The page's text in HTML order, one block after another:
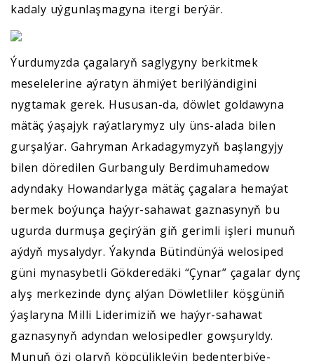
kadaly uýgunlaşmagyna itergi berýär.
Ýurdumyzda çagalaryň saglygyny berkitmek
meselelerine aýratyn ähmiýet berilýändigini
nygtamak gerek. Hususan-da, döwlet goldawyna
mätäç ýaşajyk raýatlarymyz uly üns-alada bilen
gurşalýar. Gahryman Arkadagymyzyň başlangyjy
bilen döredilen Gurbanguly Berdimuhamedow
adyndaky Howandarlyga mätäç çagalara hemaýat
bermek boýunça haýyr-sahawat gaznasynyň bu
ugurda durmuşa geçirýän giň gerimli işleri munuň
aýdyň mysalydyr. Ýakynda Bütindünýä welosiped
güni mynasybetli Gökderedäki “Çynar” çagalar dynç
alyş merkezinde dynç alýan Döwletliler köşgüniň
ýaşlaryna Milli Liderimiziň we haýyr-sahawat
gaznasynyň adyndan welosipedler gowşuryldy.
Munuň özi olaryň köpçülikleýin bedenterbiýe-